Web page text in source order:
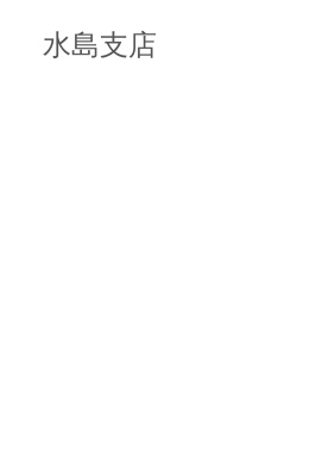
水島支店